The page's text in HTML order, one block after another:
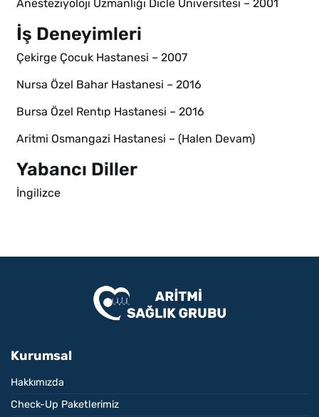
Anesteziyoloji Uzmanlığı Dicle Üniversitesi – 2001
İş Deneyimleri
Çekirge Çocuk Hastanesi – 2007
Nursa Özel Bahar Hastanesi – 2016
Bursa Özel Rentıp Hastanesi – 2016
Aritmi Osmangazi Hastanesi – (Halen Devam)
Yabancı Diller
İngilizce
Kurumsal
Hakkımızda
Check-Up Paketlerimiz